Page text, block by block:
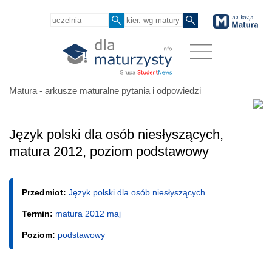
Matura - arkusze maturalne pytania i odpowiedzi
Język polski dla osób niesłyszących,
matura 2012, poziom podstawowy
Przedmiot: Język polski dla osób niesłyszących
Termin: matura 2012 maj
Poziom: podstawowy